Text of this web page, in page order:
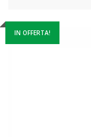
IN OFFERTA!